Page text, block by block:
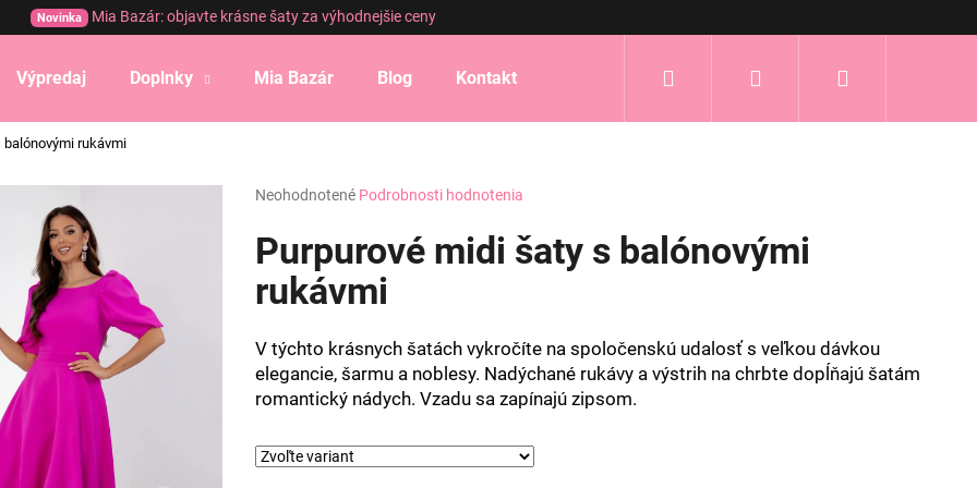
Novinka Mia Bazár: objavte krásne šaty za výhodnejšie ceny
Výpredaj Doplnky Mia Bazár Blog Kontakt Prihlásenie
balónovými rukávmi
Priemerné
produktu
je
hviezdičiek.
Neohodnotené Podrobnosti hodnotenia
Purpurové midi šaty s balónovými
rukávmi
V týchto krásnych šatách vykročíte na spoločenskú udalosť s veľkou dávkou
elegancie, šarmu a noblesy. Nadýchané rukávy a výstrih na chrbte dopĺňajú šatám
romantický nádych. Vzadu sa zapínajú zipsom.
Čo potrebujete nájsť?
HĽADAŤ
Odporúčame